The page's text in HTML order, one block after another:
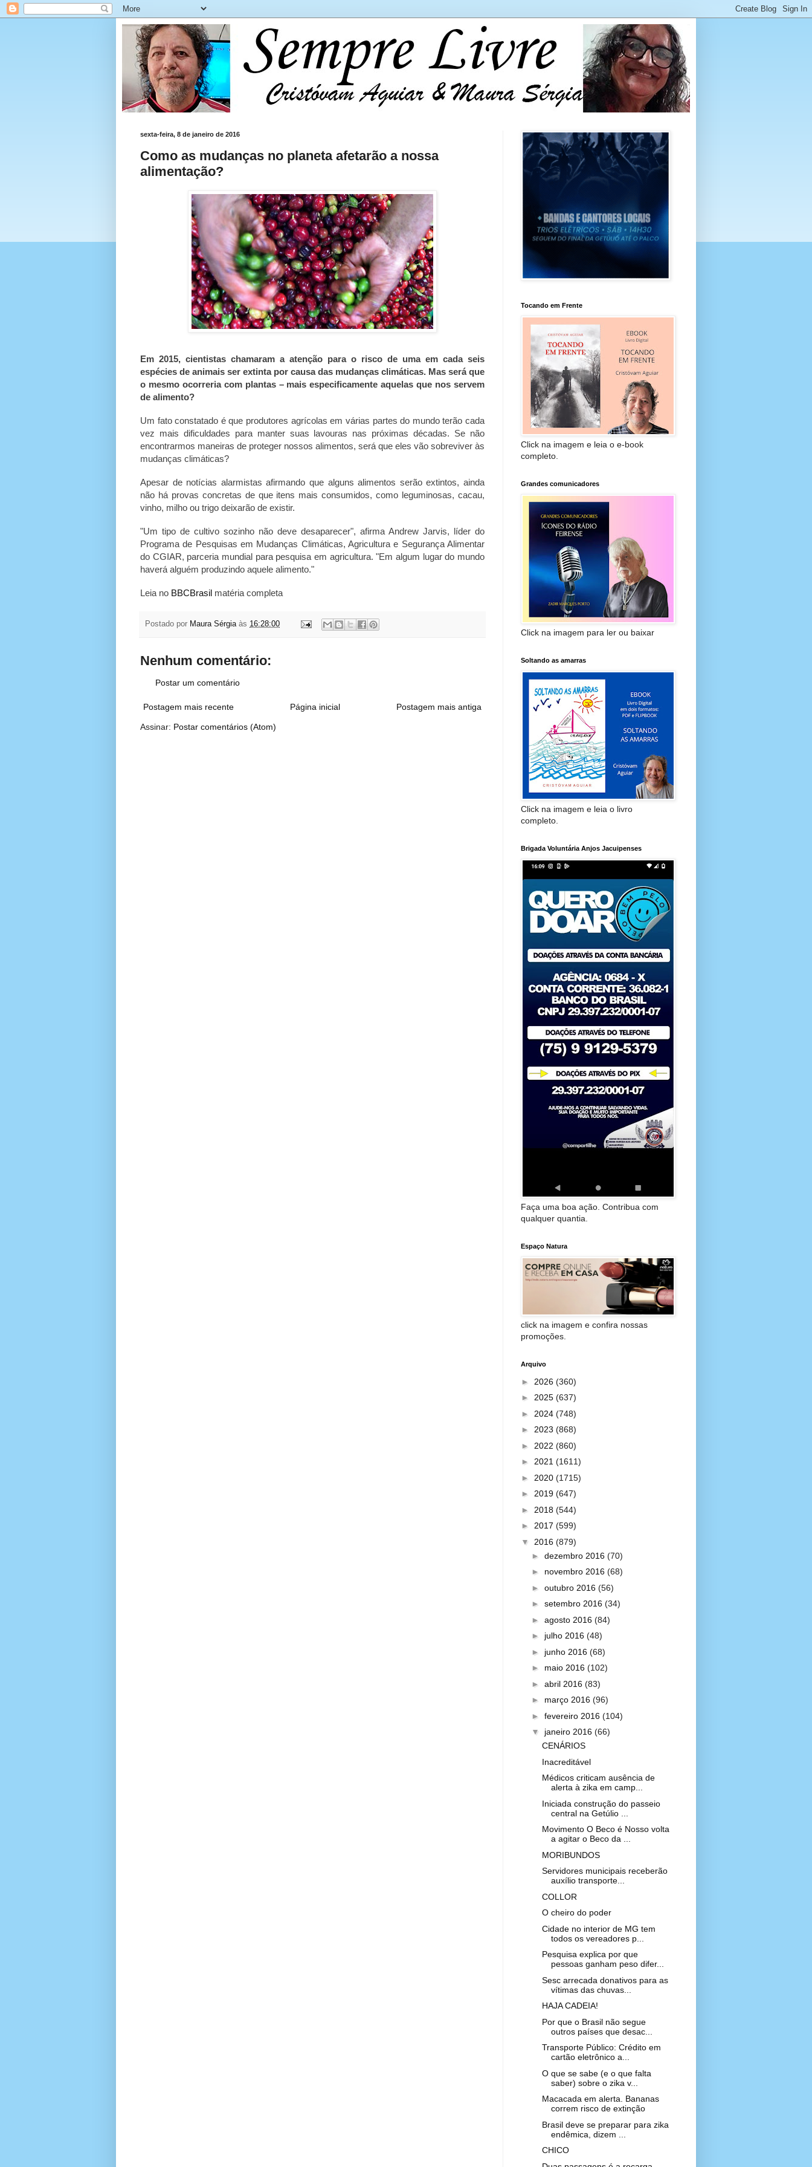
sexta-feira, 8 de janeiro de 2016
Como as mudanças no planeta afetarão a nossa
alimentação?
Em 2015, cientistas chamaram a atenção para o risco de uma em cada seis
espécies de animais ser extinta por causa das mudanças climáticas. Mas será que
o mesmo ocorreria com plantas – mais especificamente aquelas que nos servem
de alimento?
Um fato constatado é que produtores agrícolas em várias partes do mundo terão cada
vez mais dificuldades para manter suas lavouras nas próximas décadas. Se não
encontrarmos maneiras de proteger nossos alimentos, será que eles vão sobreviver às
mudanças climáticas?
Apesar de notícias alarmistas afirmando que alguns alimentos serão extintos, ainda
não há provas concretas de que itens mais consumidos, como leguminosas, cacau,
vinho, milho ou trigo deixarão de existir.
"Um tipo de cultivo sozinho não deve desaparecer", afirma Andrew Jarvis, líder do
Programa de Pesquisas em Mudanças Climáticas, Agricultura e Segurança Alimentar
do CGIAR, parceria mundial para pesquisa em agricultura. "Em algum lugar do mundo
haverá alguém produzindo aquele alimento."
Leia no BBCBrasil matéria completa
Postado por Maura Sérgia às 16:28:00
Nenhum comentário:
Postar um comentário
Postagem mais recente Postagem mais antiga
Página inicial
Assinar: Postar comentários (Atom)
Tocando em Frente
Click na imagem e leia o e-book
completo.
Grandes comunicadores
Click na imagem para ler ou baixar
Soltando as amarras
Click na imagem e leia o livro
completo.
Brigada Voluntária Anjos Jacuipenses
Faça uma boa ação. Contribua com
qualquer quantia.
Espaço Natura
click na imagem e confira nossas
promoções.
Arquivo
► 2026 (360)
► 2025 (637)
► 2024 (748)
► 2023 (868)
► 2022 (860)
► 2021 (1611)
► 2020 (1715)
► 2019 (647)
► 2018 (544)
► 2017 (599)
▼ 2016 (879)
► dezembro 2016 (70)
► novembro 2016 (68)
► outubro 2016 (56)
► setembro 2016 (34)
► agosto 2016 (84)
► julho 2016 (48)
► junho 2016 (68)
► maio 2016 (102)
► abril 2016 (83)
► março 2016 (96)
► fevereiro 2016 (104)
▼ janeiro 2016 (66)
CENÁRIOS
Inacreditável
Médicos criticam ausência de
alerta à zika em camp...
Iniciada construção do passeio
central na Getúlio ...
Movimento O Beco é Nosso volta
a agitar o Beco da ...
MORIBUNDOS
Servidores municipais receberão
auxílio transporte...
COLLOR
O cheiro do poder
Cidade no interior de MG tem
todos os vereadores p...
Pesquisa explica por que
pessoas ganham peso difer...
Sesc arrecada donativos para as
vítimas das chuvas...
HAJA CADEIA!
Por que o Brasil não segue
outros países que desac...
Transporte Público: Crédito em
cartão eletrônico a...
O que se sabe (e o que falta
saber) sobre o zika v...
Macacada em alerta. Bananas
correm risco de extinção
Brasil deve se preparar para zika
endêmica, dizem ...
CHICO